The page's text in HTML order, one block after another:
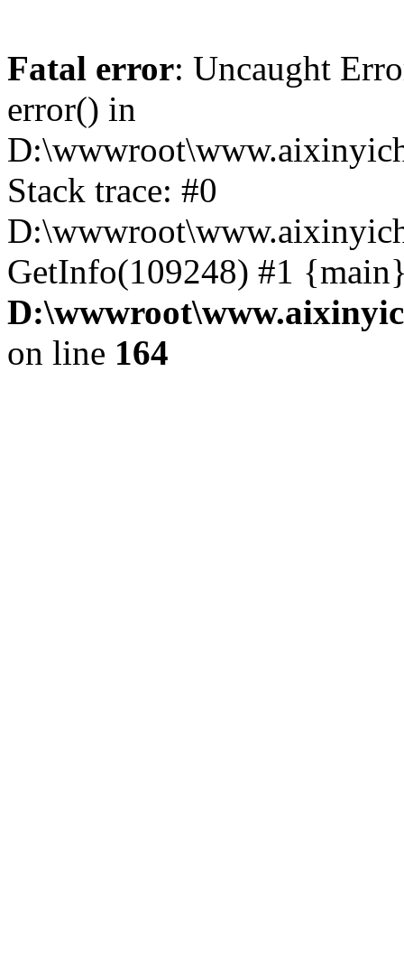
Fatal error: Uncaught
error() in
Stack trace: #0
GetInfo(109248) #1
on line 164